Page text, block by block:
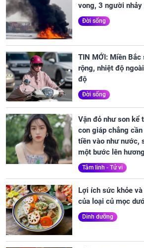
vong, 3 người
Đời sống
TIN MỚI: Miền Bắc
rộng, nhiệt độ
độ
Đời sống
Vận đỏ như son
con giáp chẳng
tiền vào như nước,
một bước lên
Tâm linh - Tử vi
Lợi ích sức khỏe
của loại củ mọc
Dinh dưỡng